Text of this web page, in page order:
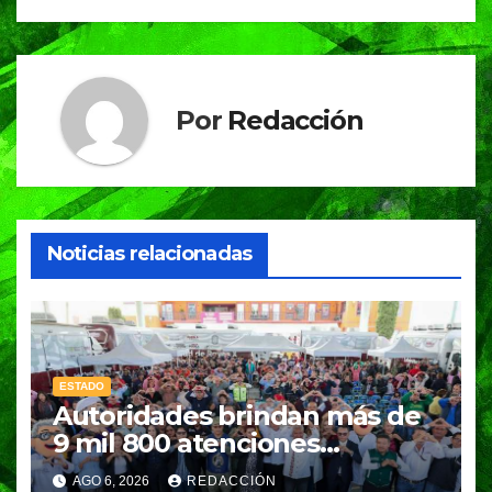
Por Redacción
Noticias relacionadas
ESTADO
Autoridades brindan más de
9 mil 800 atenciones
ciudadanas en Esperanza
AGO 6, 2026 REDACCIÓN